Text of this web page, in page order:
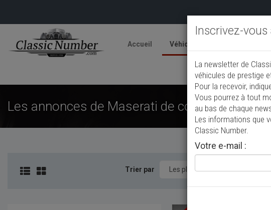
Accueil Véhicules
Ajouter une
Les annonces de Maserati de collection à
Trier par
Inscrivez-
La newsletter de
véhicules de prestige
Pour la recevoir,
Vous pourrez à tout
au bas de chaque
Les informations que
Classic Number.
Votre e-mail :